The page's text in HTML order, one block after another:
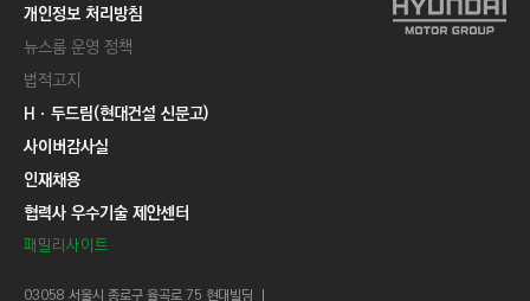
개인정보 처리방침
뉴스룸 운영 정책
법적고지
Hㆍ두드림(현대건설 신문고)
사이버감사실
인재채용
협력사 우수기술 제안센터
패밀리사이트
03058 서울시 종로구 율곡로 75 현대빌딩 ㅣ